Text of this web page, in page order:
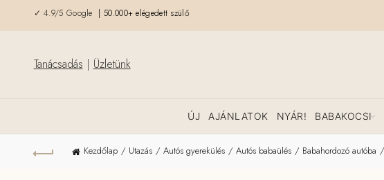
✓ 4.9/5 Google | 50.000+ elégedett szülő
Tanácsadás | Üzletünk
ÚJ AJÁNLATOK NYÁR! BABAKOCSI
Kezdőlap Utazás Autós gyerekülés Autós babaülés Babahordozó autóba